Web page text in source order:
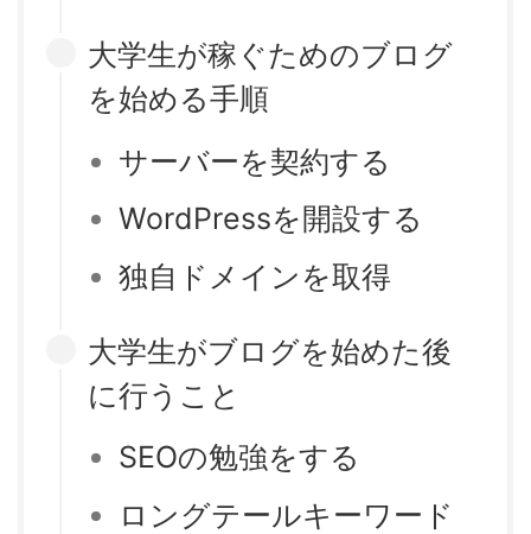
大学生が稼ぐためのブログ
を始める手順
サーバーを契約する
WordPressを開設する
独自ドメインを取得
大学生がブログを始めた後
に行うこと
SEOの勉強をする
ロングテールキーワード